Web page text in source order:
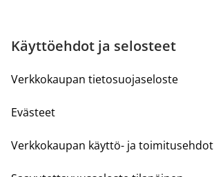
Käyttöehdot ja selosteet
Verkkokaupan tietosuojaseloste
Evästeet
Verkkokaupan käyttö- ja toimitusehdot